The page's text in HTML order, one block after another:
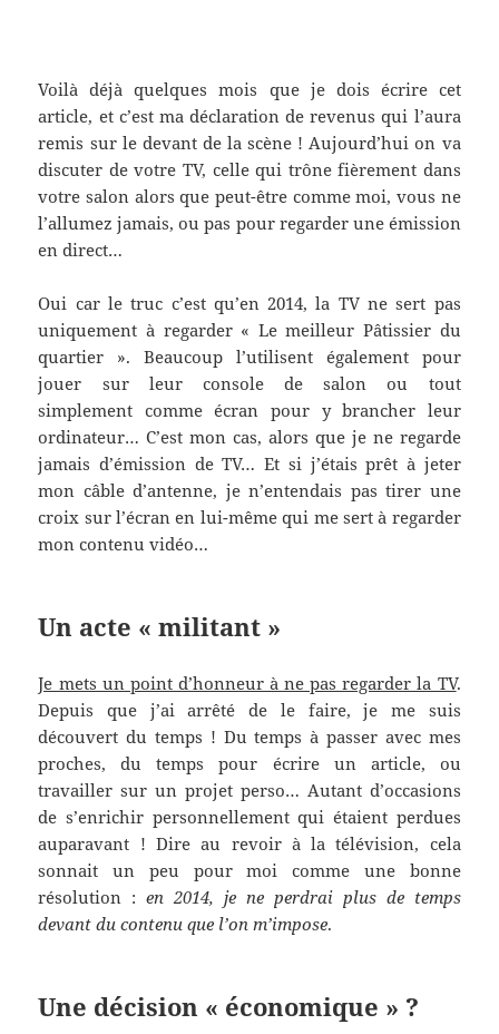
Voilà déjà quelques mois que je dois écrire cet
article, et c’est ma déclaration de revenus qui l’aura
remis sur le devant de la scène ! Aujourd’hui on va
discuter de votre TV, celle qui trône fièrement dans
votre salon alors que peut-être comme moi, vous ne
l’allumez jamais, ou pas pour regarder une émission
en direct…
Oui car le truc c’est qu’en 2014, la TV ne sert pas
uniquement à regarder « Le meilleur Pâtissier du
quartier ». Beaucoup l’utilisent également pour
jouer sur leur console de salon ou tout
simplement comme écran pour y brancher leur
ordinateur… C’est mon cas, alors que je ne regarde
jamais d’émission de TV… Et si j’étais prêt à jeter
mon câble d’antenne, je n’entendais pas tirer une
croix sur l’écran en lui-même qui me sert à regarder
mon contenu vidéo…
Un acte « militant »
Je mets un point d’honneur à ne pas regarder la TV.
Depuis que j’ai arrêté de le faire, je me suis
découvert du temps ! Du temps à passer avec mes
proches, du temps pour écrire un article, ou
travailler sur un projet perso… Autant d’occasions
de s’enrichir personnellement qui étaient perdues
auparavant ! Dire au revoir à la télévision, cela
sonnait un peu pour moi comme une bonne
résolution :en 2014, je ne perdrai plus de temps
devant du contenu que l’on m’impose.
Une décision « économique » ?